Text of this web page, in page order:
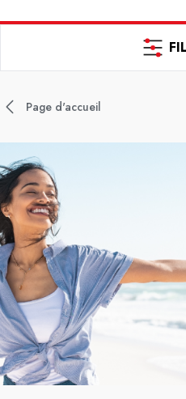
Page d'accueil